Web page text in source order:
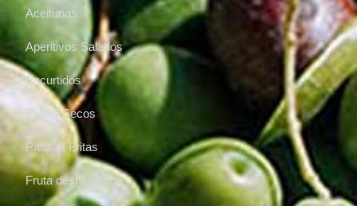
Aceitunas
Aperitivos Salados
Encurtidos
Frutos Secos
Patatas Fritas
Fruta deshidratada